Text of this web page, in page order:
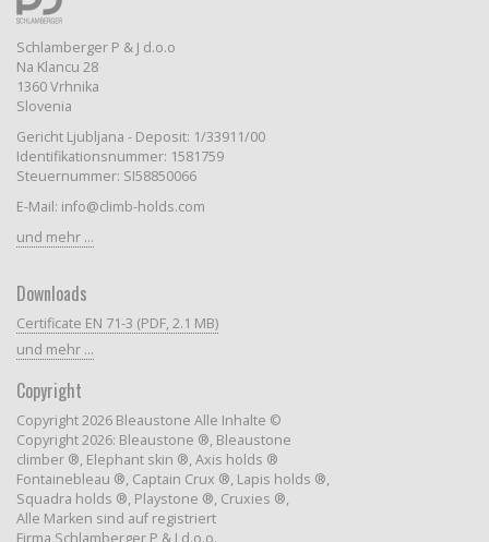
Schlamberger P & J d.o.o
Na Klancu 28
1360 Vrhnika
Slovenia
Gericht Ljubljana - Deposit: 1/33911/00
Identifikationsnummer: 1581759
Steuernummer: SI58850066
E-Mail: info@climb-holds.com
und mehr ...
Downloads
Certificate EN 71-3 (PDF, 2.1 MB)
und mehr ...
Copyright
Copyright 2026 Bleaustone Alle Inhalte ©
Copyright 2026: Bleaustone ®, Bleaustone
climber ®, Elephant skin ®, Axis holds ®
Fontainebleau ®, Captain Crux ®, Lapis holds ®,
Squadra holds ®, Playstone ®, Cruxies ®,
Alle Marken sind auf registriert
Firma Schlamberger P & J d.o.o.